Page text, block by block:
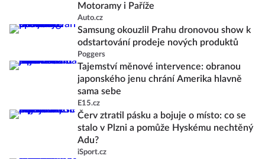
Motoramy i Paříže
Auto.cz
Samsung okouzlil Prahu dronovou show k
odstartování prodeje nových produktů
Poggers
Tajemství měnové intervence: obranou
japonského jenu chrání Amerika hlavně
sama sebe
E15.cz
Červ ztratil pásku a bojuje o místo: co se
stalo v Plzni a pomůže Hyskému nechtěný
Adu?
iSport.cz